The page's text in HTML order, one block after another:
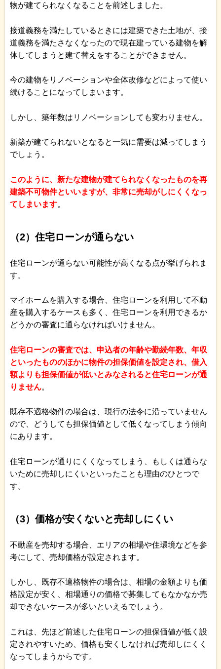
物が建てられなくなることを前述しました。
接道義務を満たしているときには建築できた土地が、接
道義務を満たさなくなったので現在建っている建物を解
体してしまうと建て替えをすることができません。
今の建物をリノベーションや全体改修などによって使い
続けることになってしまいます。
しかし、築年数はリノベーションしても変わりません。
新築が建てられないとなると一気に需要は減ってしまう
でしょう。
このように、新たな建物が建てられなくなったものを再
建築不可物件といいますが、非常に売却がしにくくなっ
てしまいます。
（2）住宅ローンが通らない
住宅ローンが通らない可能性が高くなる点が挙げられま
す。
マイホームを購入する場合、住宅ローンを利用して不動
産を購入するケースも多く、住宅ローンを利用できるか
どうかの審査に通らなければいけません。
住宅ローンの審査では、申込者の年齢や勤続年数、年収
といったもののほかに物件の担保価値を設定され、借入
額よりも担保価値が低いとみなされると住宅ローンが通
りません。
既存不適格物件の場合は、現行の法令に沿っていません
ので、どうしても担保価値として低くなってしまう傾向
にあります。
住宅ローンが通りにくくなってしまう、もしくは通らな
いために売却しにくいといったことも理由のひとつで
す。
（3）価格が安くないと売却しにくい
不動産を売却する場合、エリアの相場や住環境などを参
考にして、売却価格が設定されます。
しかし、既存不適格物件の場合は、相場の金額よりも価
格設定が安く、相場通りの価格で募集してもなかなか売
却できないケースが多いといえるでしょう。
これは、先ほど前述した住宅ローンの担保価値が低く設
定されやすいため、価格も安くしなければ売却しにくく
なってしまうからです。